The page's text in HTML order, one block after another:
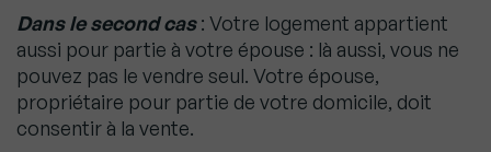
Dans le second cas: Votre logement appartient
aussi pour partie à votre épouse : là aussi, vous ne
pouvez pas le vendre seul. Votre épouse,
propriétaire pour partie de votre domicile, doit
consentir à la vente.